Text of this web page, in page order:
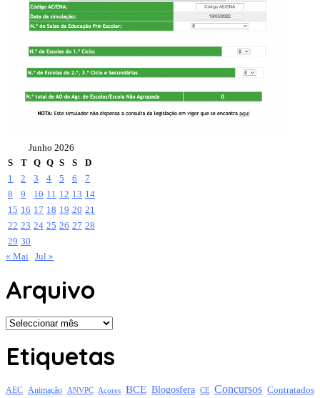
Junho 2026
S
T Q Q S S
D
1
2 3 4 5 6
7
8
9 10 11 12 13 14
15 16 17 18 19 20 21
22 23 24 25 26 27 28
29 30
« Mai Jul »
Arquivo
Arquivo
Etiquetas
AEC Animação ANVPC Açores BCE Blogosfera CE Concursos Contratados